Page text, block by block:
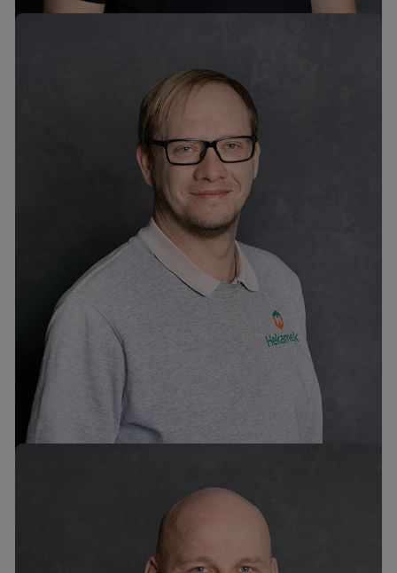
Mihkel Martinfeld
tel. +372 6776302
mihkel@hekamerk.ee